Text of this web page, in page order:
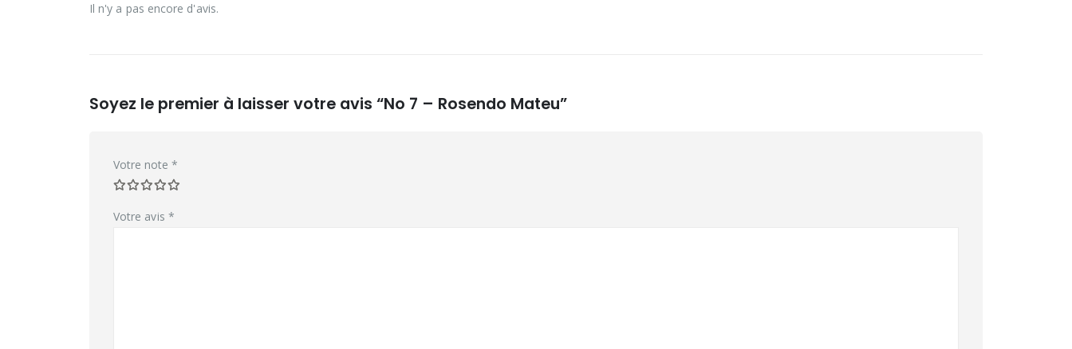
Il n'y a pas encore d'avis.
Soyez le premier à laisser votre avis “No 7 – Rosendo Mateu”
Votre note *
Votre avis *